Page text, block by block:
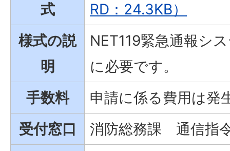
式
RD：24.3KB）
様式の説
明
NET119緊急通報シ
に必要です。
手数料
申請に係る費用は発
受付窓口
消防総務課 通信指